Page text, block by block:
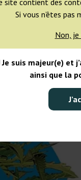
site contient des
Si vous n’êtes
Non, je
Je suis majeur(e) et
ainsi que la